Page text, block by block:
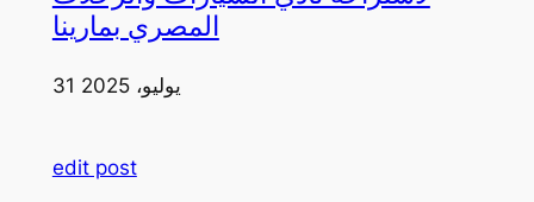
المصري بمارينا
31 يوليو، 2025
edit post